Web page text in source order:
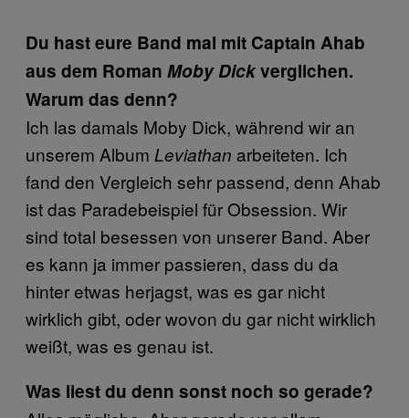
Du hast eure Band mal mit Captain Ahab
aus dem Roman Moby Dickverglichen.
Warum das denn?
Ich las damals Moby Dick, während wir an
unserem Album Leviathan arbeiteten. Ich
fand den Vergleich sehr passend, denn Ahab
ist das Paradebeispiel für Obsession. Wir
sind total besessen von unserer Band. Aber
es kann ja immer passieren, dass du da
hinter etwas herjagst, was es gar nicht
wirklich gibt, oder wovon du gar nicht wirklich
weißt, was es genau ist.
Was liest du denn sonst noch so gerade?